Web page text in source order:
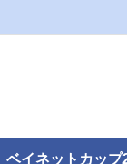
ベイネットカップ